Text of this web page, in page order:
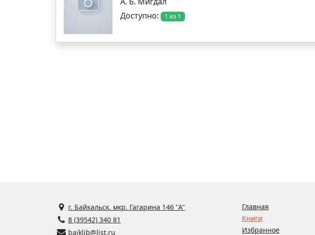
Доступно:
1 из 1
г. Байкальск. мкр. Гагарина 146 "А"
8 (39542) 340 81
baiklib@list.ru
Главная
Книги
Избранное